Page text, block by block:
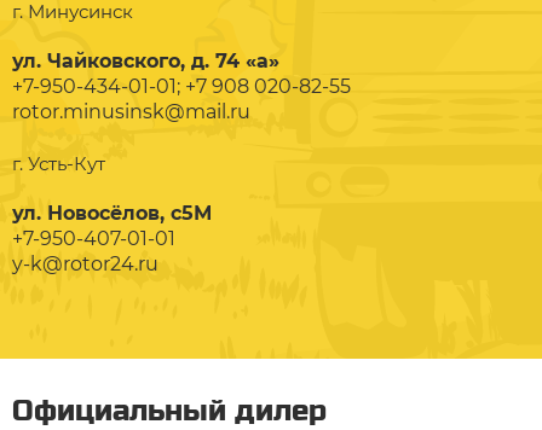
г. Минусинск
ул. Чайковского, д. 74 «а»
+7-950-434-01-01; +7 908 020-82-55
rotor.minusinsk@mail.ru
г. Усть-Кут
ул. Новосёлов, с5М
+7-950-407-01-01
y-k@rotor24.ru
Официальный дилер